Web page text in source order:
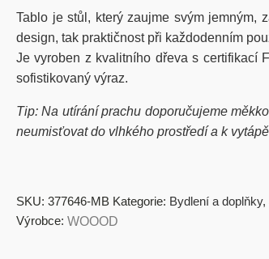
Tablo je stůl, který zaujme svým jemným,
design, tak praktičnost při každodenním
Je vyroben z kvalitního dřeva s certifikací
sofistikovaný výraz.
Tip: Na utírání prachu doporučujeme
neumisťovat do vlhkého prostředí a k
SKU: 377646-MB Kategorie: Bydlení a doplňky,
Výrobce: WOOOD